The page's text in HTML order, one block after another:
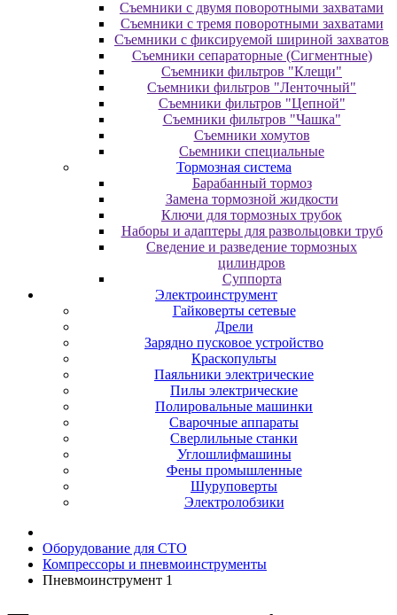
Съемники с двумя поворотными захватами
Съемники с тремя поворотными захватами
Съемники с фиксируемой шириной захватов
Съемники сепараторные (Сигментные)
Съемники фильтров "Клещи"
Съемники фильтров "Ленточный"
Съемники фильтров "Цепной"
Съемники фильтров "Чашка"
Съемники хомутов
Сьемники специальные
Тормозная система
Барабанный тормоз
Замена тормозной жидкости
Ключи для тормозных трубок
Наборы и адаптеры для развольцовки труб
Сведение и разведение тормозных
цилиндров
Суппорта
Электроинструмент
Гайковерты сетевые
Дрели
Зарядно пусковое устройство
Краскопульты
Паяльники электрические
Пилы электрические
Полировальные машинки
Сварочные аппараты
Сверлильные станки
Углошлифмашины
Фены промышленные
Шуруповерты
Электролобзики
Oбopудoвaниe для CTO
Компрессоры и пневмоинструменты
Пневмоинструмент 1